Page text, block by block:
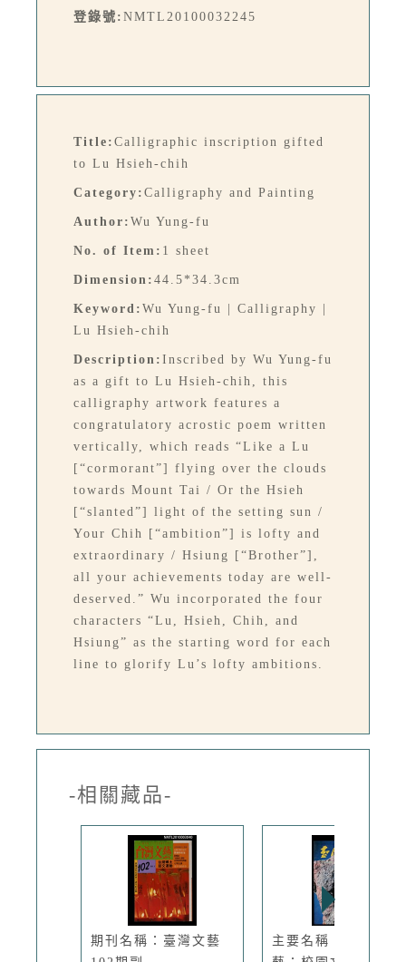
登錄號: NMTL20100032245
Title: Calligraphic inscription gifted
to Lu Hsieh-chih
Category: Calligraphy and Painting
Author: Wu Yung-fu
No. of Item: 1 sheet
Dimension: 44.5*34.3cm
Keyword: Wu Yung-fu | Calligraphy |
Lu Hsieh-chih
Description: Inscribed by Wu Yung-fu
as a gift to Lu Hsieh-chih, this
calligraphy artwork features a
congratulatory acrostic poem written
vertically, which reads “Like a Lu
[“cormorant”] flying over the clouds
towards Mount Tai / Or the Hsieh
[“slanted”] light of the setting sun /
Your Chih [“ambition”] is lofty and
extraordinary / Hsiung [“Brother”],
all your achievements today are well-
deserved.” Wu incorporated the four
characters “Lu, Hsieh, Chih, and
Hsiung” as the starting word for each
line to glorify Lu’s lofty ambitions.
-相關藏品-
期刊名稱：臺灣文藝
主要名稱：臺灣文